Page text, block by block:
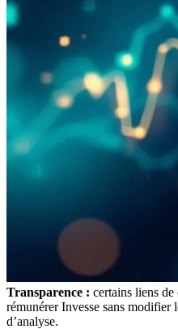
Transparence : certains liens
rémunérer Invesse sans
d’analyse.